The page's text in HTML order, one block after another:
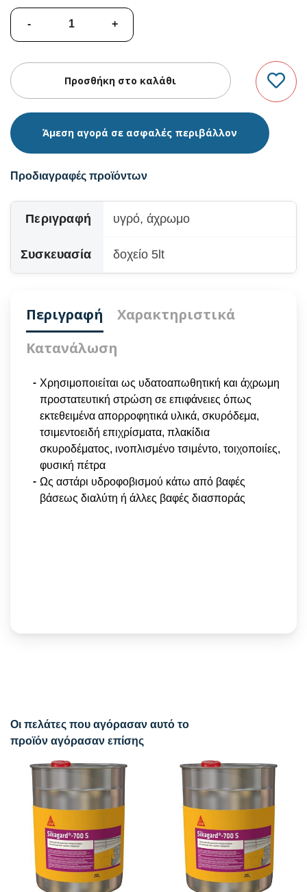
Άμεση αγορά σε ασφαλές περιβάλλον
Προδιαγραφές προϊόντων
Περιγραφή υγρό, άχρωμο
Συσκευασία δοχείο 5lt
Περιγραφή
Χαρακτηριστικά
Κατανάλωση
Χρησιμοποιείται ως υδατοαπωθητική και άχρωμη
προστατευτική στρώση σε επιφάνειες όπως
εκτεθειμένα απορροφητικά υλικά, σκυρόδεμα,
τσιμεντοειδή επιχρίσματα, πλακίδια
σκυροδέματος, ινοπλισμένο τσιμέντο, τοιχοποιίες,
φυσική πέτρα
Ως αστάρι υδροφοβισμού κάτω από βαφές
βάσεως διαλύτη ή άλλες βαφές διασποράς
Οι πελάτες που αγόρασαν αυτό το
προϊόν αγόρασαν επίσης